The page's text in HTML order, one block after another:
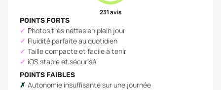
231avis
POINTS FORTS
Photos très nettes en plein jour
Fluidité parfaite au quotidien
Taille compacte et facile à tenir
iOS stable et sécurisé
POINTS FAIBLES
Autonomie insuffisante sur une journée